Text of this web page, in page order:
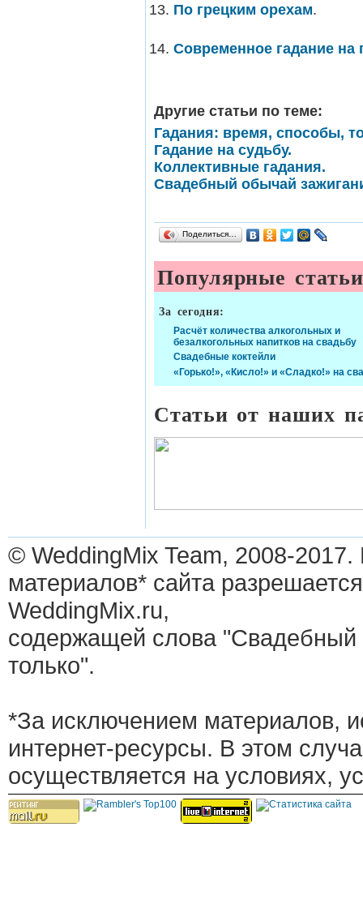
По грецким орехам.
Современное гадание
Другие статьи по теме:
Гадания: время, способы,
Гадание на судьбу.
Коллективные гадания.
Свадебный обычай
Поделиться…
Популярные статьи
За сегодня:
Расчёт количества алкогольных и
безалкогольных напитков на свадьбу
Свадебные коктейли
«Горько!», «Кисло!» и «Сладко!» на
Статьи от наших
© WeddingMix Team, 2008-2017.
материалов* сайта
WeddingMix.ru,
содержащей слова
только".
*За исключением материалов,
интернет-ресурсы. В этом
осуществляется на условиях,